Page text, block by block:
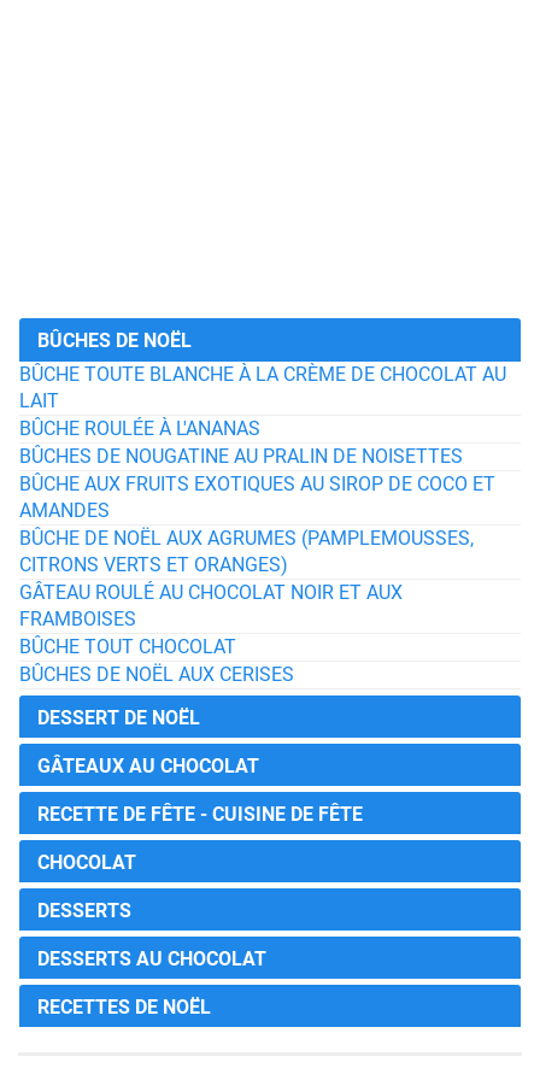
BÛCHES DE NOËL
BÛCHE TOUTE BLANCHE À LA CRÈME DE CHOCOLAT AU
LAIT
BÛCHE ROULÉE À L'ANANAS
BÛCHES DE NOUGATINE AU PRALIN DE NOISETTES
BÛCHE AUX FRUITS EXOTIQUES AU SIROP DE COCO ET
AMANDES
BÛCHE DE NOËL AUX AGRUMES (PAMPLEMOUSSES,
CITRONS VERTS ET ORANGES)
GÂTEAU ROULÉ AU CHOCOLAT NOIR ET AUX
FRAMBOISES
BÛCHE TOUT CHOCOLAT
BÛCHES DE NOËL AUX CERISES
DESSERT DE NOËL
GÂTEAUX AU CHOCOLAT
RECETTE DE FÊTE - CUISINE DE FÊTE
CHOCOLAT
DESSERTS
DESSERTS AU CHOCOLAT
RECETTES DE NOËL